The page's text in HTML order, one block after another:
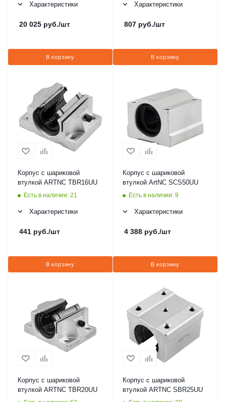
Характеристики
20 025 руб./шт
В корзину
Характеристики
807 руб./шт
В корзину
Корпус с шариковой
втулкой ARTNC TBR16UU
Есть в наличии: 21
Характеристики
441 руб./шт
В корзину
Корпус с шариковой
втулкой ArtNC SCS50UU
Есть в наличии: 9
Характеристики
4 388 руб./шт
В корзину
Корпус с шариковой
втулкой ARTNC TBR20UU
Корпус с шариковой
втулкой ARTNC SBR25UU